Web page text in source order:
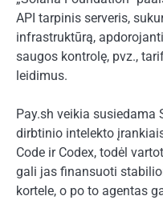
API tarpinis serveris,
infrastruktūrą,
saugos kontrolę, pvz.,
leidimus.
Pay.sh veikia
dirbtinio intelekto
Code ir Codex, todėl
gali jas finansuoti
kortele, o po to agentas